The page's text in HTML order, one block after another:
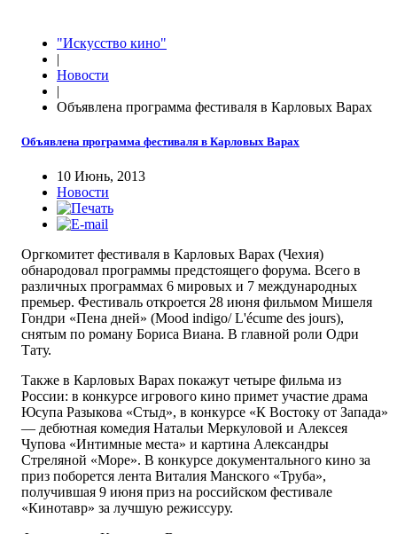
"Искусство кино"
|
Новости
|
Объявлена программа фестиваля в Карловых Варах
Объявлена программа фестиваля в Карловых Варах
10 Июнь, 2013
Новости
Оргкомитет фестиваля в Карловых Варах (Чехия)
обнародовал программы предстоящего форума. Всего в
различных программах 6 мировых и 7 международных
премьер. Фестиваль откроется 28 июня фильмом Мишеля
Гондри «Пена дней» (Mood indigo/ L'écume des jours),
снятым по роману Бориса Виана. В главной роли Одри
Тату.
Также в Карловых Варах покажут четыре фильма из
России: в конкурсе игрового кино примет участие драма
Юсупа Разыкова «Стыд», в конкурсе «К Востоку от Запада»
— дебютная комедия Натальи Меркуловой и Алексея
Чупова «Интимные места» и картина Александры
Стреляной «Море». В конкурсе документального кино за
приз поборется лента Виталия Манского «Труба»,
получившая 9 июня приз на российском фестивале
«Кинотавр» за лучшую режиссуру.